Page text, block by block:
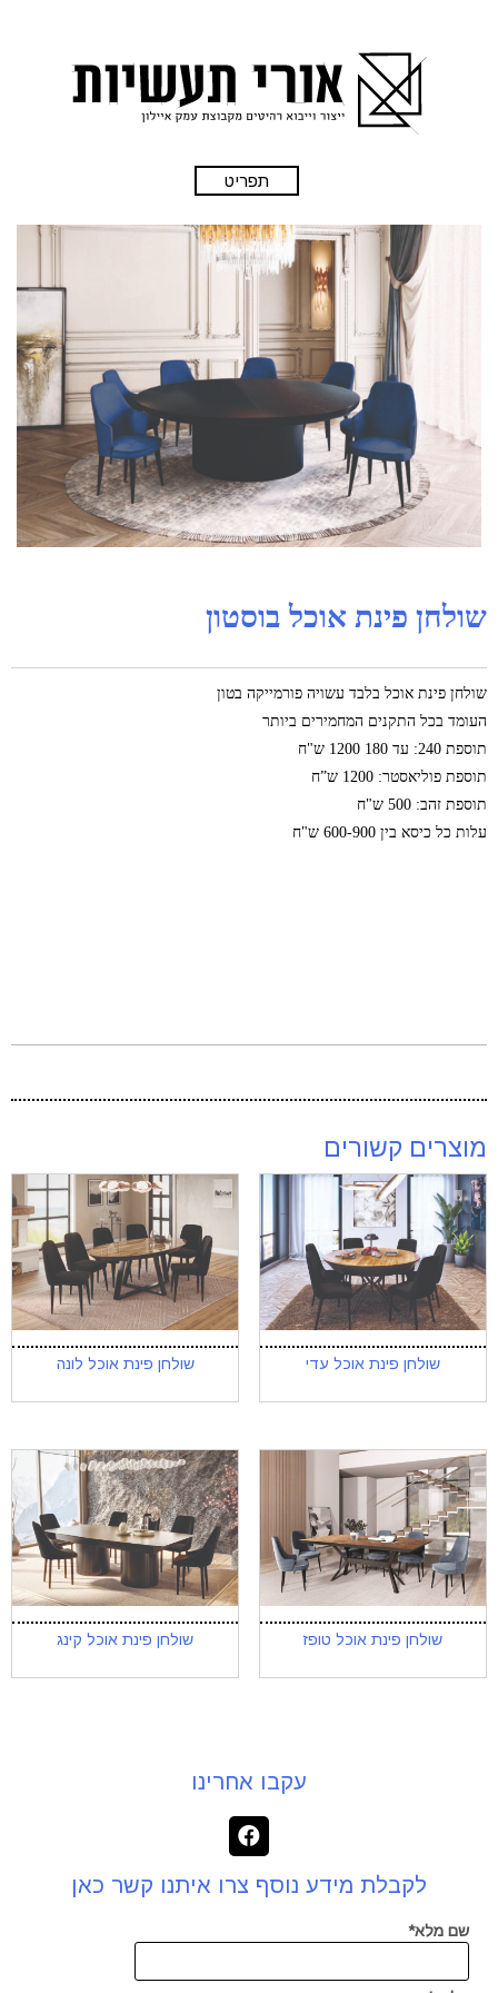
תפריט
שולחן פינת אוכל בוסטון
שולחן פינת אוכל בלבד עשויה פורמייקה בטון
העומד בכל התקנים המחמירים ביותר
תוספת 240: עד 180 1200 ש"ח
תוספת פוליאסטר: 1200 ש”ח
תוספת זהב: 500 ש"ח
עלות כל כיסא בין 600-900 ש"ח
מוצרים קשורים
שולחן פינת אוכל עדי שולחן פינת אוכל לונה
שולחן פינת אוכל טופז שולחן פינת אוכל קינג
עקבו אחרינו
לקבלת מידע נוסף צרו איתנו קשר כאן
שם מלא*